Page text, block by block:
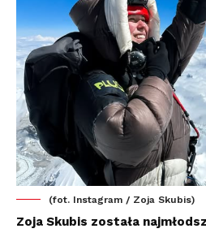
(fot. Instagram / Zoja Skubis)
Zoja Skubis została